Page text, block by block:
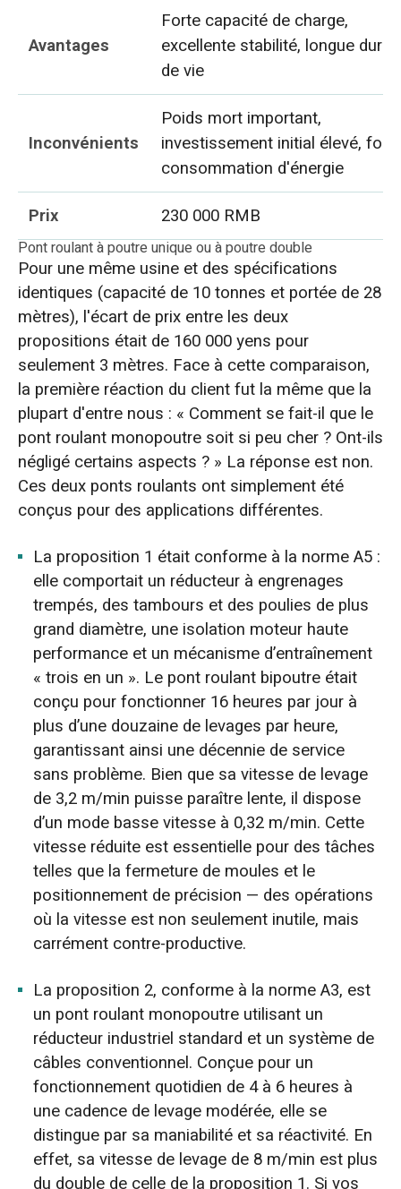
Avantages
Forte capacité de charge,
excellente stabilité, longue durée
de vie
Inconvénients
Poids mort important,
investissement initial élevé,
consommation d'énergie
Prix
230 000 RMB
Pont roulant à poutre unique ou à poutre double
Pour une même usine et des spécifications
identiques (capacité de 10 tonnes et portée de 28
mètres), l'écart de prix entre les deux
propositions était de 160 000 yens pour
seulement 3 mètres. Face à cette comparaison,
la première réaction du client fut la même que la
plupart d'entre nous : « Comment se fait-il que le
pont roulant monopoutre soit si peu cher ? Ont-ils
négligé certains aspects ? » La réponse est non.
Ces deux ponts roulants ont simplement été
conçus pour des applications différentes.
La proposition 1 était conforme à la norme A5 :
elle comportait un réducteur à engrenages
trempés, des tambours et des poulies de plus
grand diamètre, une isolation moteur haute
performance et un mécanisme d’entraînement
« trois en un ». Le pont roulant bipoutre était
conçu pour fonctionner 16 heures par jour à
plus d’une douzaine de levages par heure,
garantissant ainsi une décennie de service
sans problème. Bien que sa vitesse de levage
de 3,2 m/min puisse paraître lente, il dispose
d’un mode basse vitesse à 0,32 m/min. Cette
vitesse réduite est essentielle pour des tâches
telles que la fermeture de moules et le
positionnement de précision — des opérations
où la vitesse est non seulement inutile, mais
carrément contre-productive.
La proposition 2, conforme à la norme A3, est
un pont roulant monopoutre utilisant un
réducteur industriel standard et un système de
câbles conventionnel. Conçue pour un
fonctionnement quotidien de 4 à 6 heures à
une cadence de levage modérée, elle se
distingue par sa maniabilité et sa réactivité. En
effet, sa vitesse de levage de 8 m/min est plus
du double de celle de la proposition 1. Si vos